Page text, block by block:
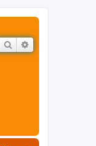
Rechercher